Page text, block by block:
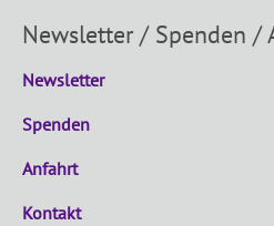
Newsletter / Spenden /
Newsletter
Spenden
Anfahrt
Kontakt